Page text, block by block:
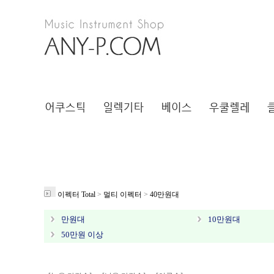
이펙터 Total > 멀티 이펙터 > 40만원대
만원대 10만원대
50만원 이상